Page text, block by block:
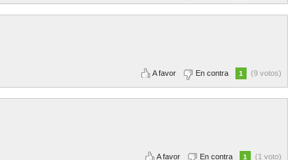
A favor En contra 1 (9 votos)
A favor En contra 1 (1 voto)